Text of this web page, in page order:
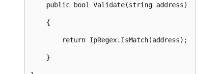
    public bool Validate(string address)
    {
        return IpRegex.IsMatch(address);
    }